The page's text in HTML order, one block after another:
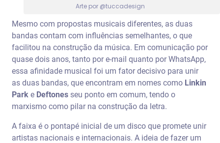
Arte por @tuccadesign
Mesmo com propostas musicais diferentes, as duas
bandas contam com influências semelhantes, o que
facilitou na construção da música. Em comunicação por
quase dois anos, tanto por e-mail quanto por WhatsApp,
essa afinidade musical foi um fator decisivo para unir
as duas bandas, que encontram em nomes como Linkin
Park e Deftones seu ponto em comum, tendo o
marxismo como pilar na construção da letra.
A faixa é o pontapé inicial de um disco que promete unir
artistas nacionais e internacionais. A ideia de fazer um